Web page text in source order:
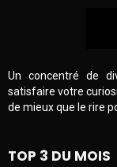
Un concentré de
satisfaire votre
de mieux que le rire
TOP 3 DU MOIS